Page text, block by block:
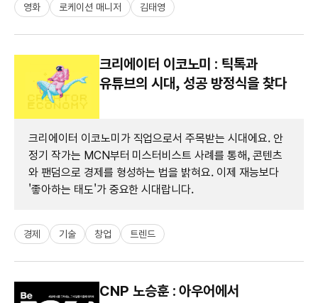
영화 로케이션 매니저 김태영
크리에이터 이코노미 : 틱톡과
유튜브의 시대, 성공 방정식을 찾다
크리에이터 이코노미가 직업으로서 주목받는 시대에요. 안
정기 작가는 MCN부터 미스터비스트 사례를 통해, 콘텐츠
와 팬덤으로 경제를 형성하는 법을 밝혀요. 이제 재능보다
'좋아하는 태도'가 중요한 시대랍니다.
경제 기술 창업 트렌드
CNP 노승훈 : 아우어에서